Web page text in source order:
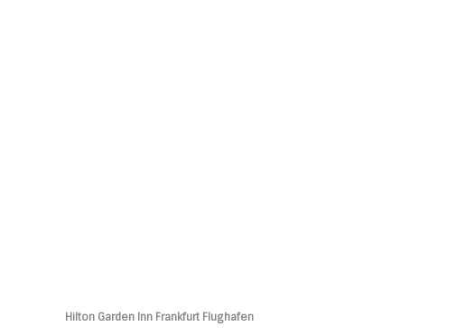
Hilton Garden Inn Frankfurt Flughafen